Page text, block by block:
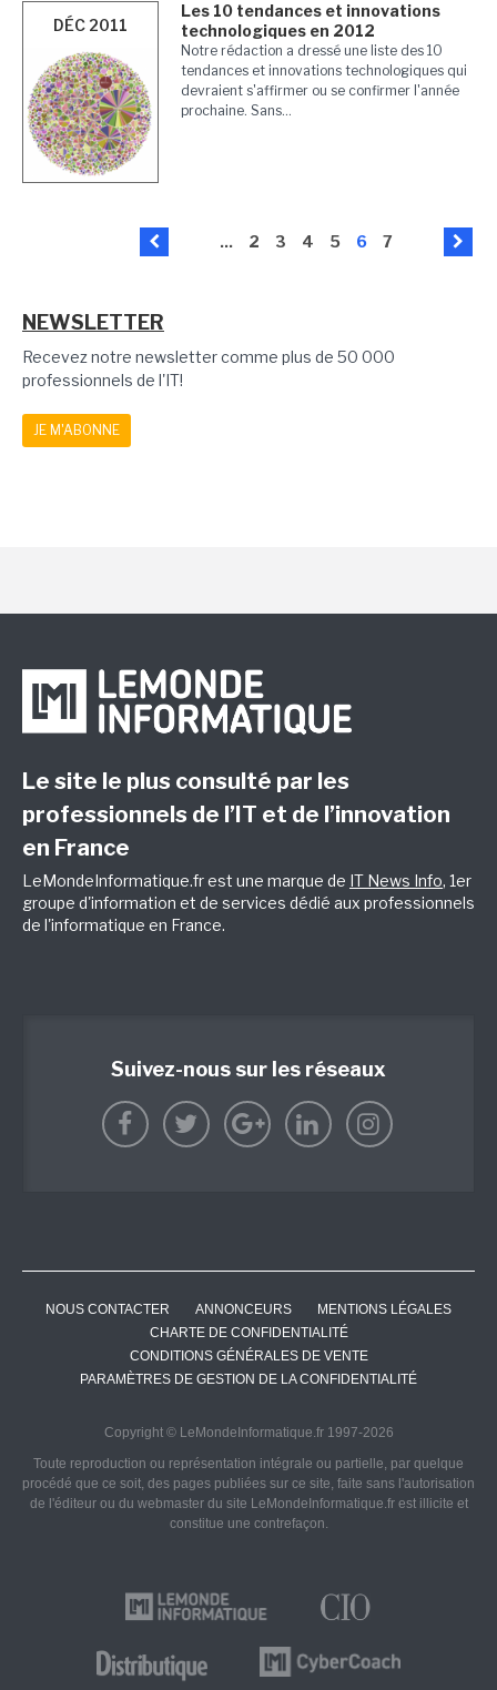
DÉC 2011
Les 10 tendances et innovations
technologiques en 2012
Notre rédaction a dressé une liste des 10
tendances et innovations technologiques qui
devraient s'affirmer ou se confirmer l'année
prochaine. Sans...
... 2 3 4 5 6 7
NEWSLETTER
Recevez notre newsletter comme plus de 50 000
professionnels de l'IT!
JE M'ABONNE
Le site le plus consulté par les
professionnels de l’IT et de l’innovation
en France
LeMondeInformatique.fr est une marque de IT News Info, 1er
groupe d'information et de services dédié aux professionnels
de l'informatique en France.
Suivez-nous sur les réseaux
NOUS CONTACTER ANNONCEURS
MENTIONS LÉGALES
CHARTE DE CONFIDENTIALITÉ
CONDITIONS GÉNÉRALES DE VENTE
PARAMÈTRES DE GESTION DE LA CONFIDENTIALITÉ
Copyright © LeMondeInformatique.fr 1997-2026
Toute reproduction ou représentation intégrale ou partielle, par quelque
procédé que ce soit, des pages publiées sur ce site, faite sans l'autorisation
de l'éditeur ou du webmaster du site LeMondeInformatique.fr est illicite et
constitue une contrefaçon.